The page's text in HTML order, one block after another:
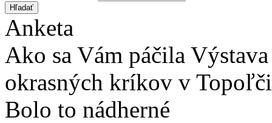
Anketa
Ako sa Vám páčila
okrasných kríkov v
Bolo to nádherné